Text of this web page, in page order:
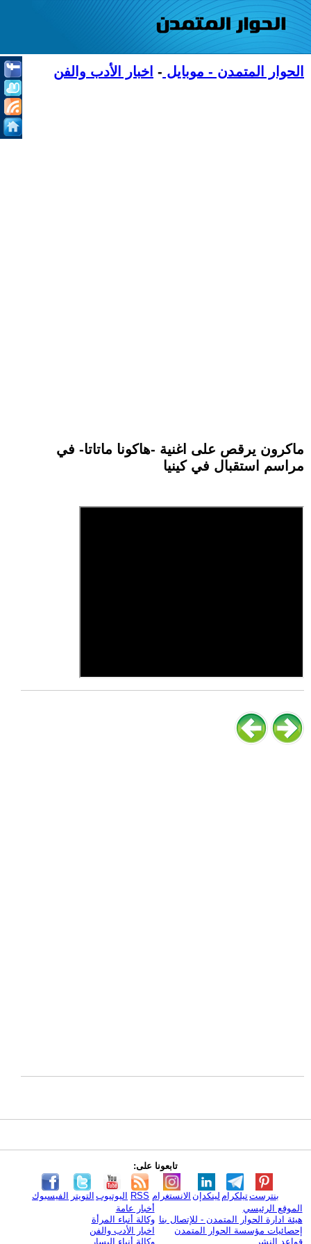
الحوار المتمدن - موبايل - اخبار الأدب والفن
ماكرون يرقص على اغنية -هاكونا ماتاتا- في
مراسم استقبال في كينيا
تابعونا على:
الفيسبوك التويتر اليوتيوب RSS الانستغرام لينكدإن تيلكرامبنترست
الموقع الرئيسي
هيئة ادارة الحوار المتمدن - للإتصال بنا
إحصائيات مؤسسة الحوار المتمدن
قواعد النشر
أخبار عامة
وكالة أنباء المرأة
اخبار الأدب والفن
وكالة أنباء اليسار